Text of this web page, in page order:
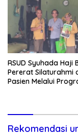
RSUD Syuhada Haji
Pererat Silaturahmi
Pasien Melalui
Rekomendasi